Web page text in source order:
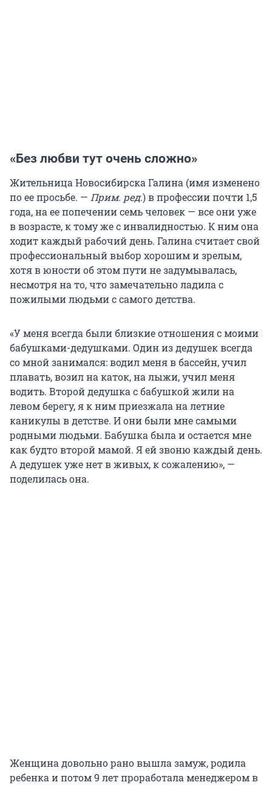
«Без любви тут очень сложно»
Жительница Новосибирска Галина (имя изменено
по ее просьбе. — Прим. ред.) в профессии почти 1,5
года, на ее попечении семь человек — все они уже
в возрасте, к тому же с инвалидностью. К ним она
ходит каждый рабочий день. Галина считает свой
профессиональный выбор хорошим и зрелым,
хотя в юности об этом пути не задумывалась,
несмотря на то, что замечательно ладила с
пожилыми людьми с самого детства.
«У меня всегда были близкие отношения с моими
бабушками-дедушками. Один из дедушек всегда
со мной занимался: водил меня в бассейн, учил
плавать, возил на каток, на лыжи, учил меня
водить. Второй дедушка с бабушкой жили на
левом берегу, я к ним приезжала на летние
каникулы в детстве. И они были мне самыми
родными людьми. Бабушка была и остается мне
как будто второй мамой. Я ей звоню каждый день.
А дедушек уже нет в живых, к сожалению», —
поделилась она.
Женщина довольно рано вышла замуж, родила
ребенка и потом 9 лет проработала менеджером в